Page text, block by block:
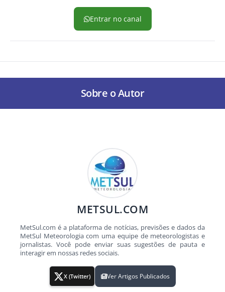
Entrar no canal
Sobre o Autor
METSUL.COM
MetSul.com é a plataforma de notícias, previsões e dados da
MetSul Meteorologia com uma equipe de meteorologistas e
jornalistas. Você pode enviar suas sugestões de pauta e
interagir em nossas redes sociais.
X (Twitter) Ver Artigos Publicados